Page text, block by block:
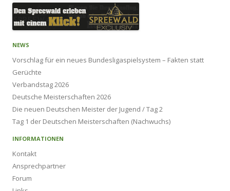
NEWS
Vorschlag für ein neues Bundesligaspielsystem – Fakten statt
Gerüchte
Verbandstag 2026
Deutsche Meisterschaften 2026
Die neuen Deutschen Meister der Jugend / Tag 2
Tag 1 der Deutschen Meisterschaften (Nachwuchs)
INFORMATIONEN
Kontakt
Ansprechpartner
Forum